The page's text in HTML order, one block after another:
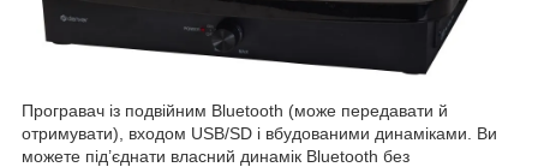
Програвач із подвійним Bluetooth (може передавати й
отримувати), входом USB/SD і вбудованими динаміками. Ви
можете під’єднати власний динамік Bluetooth без